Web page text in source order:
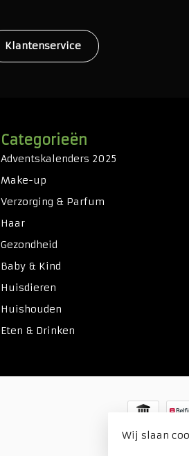
Klantenservice
Categorieën
Adventskalenders 2025
Make-up
Verzorging & Parfum
Haar
Gezondheid
Baby & Kind
Huisdieren
Huishouden
Eten & Drinken
© Copyright
Wij slaan